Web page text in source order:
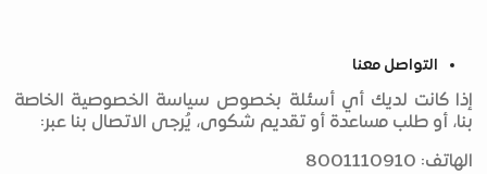
التواصل معنا
إذا كانت لديك أي أسئلة بخصوص سياسة الخصوصية الخاصة
بنا، أو طلب مساعدة أو تقديم شكوى، يُرجى الاتصال بنا عبر:
الهاتف: 8001110910